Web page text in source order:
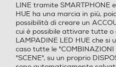
LINE tramite SMARTPHONE
HUE ha una marcia in più,
possibilità di creare un
cui è possibile attivare tutte o
LAMPADINE LED HUE che si
caso tutte le "COMBINAZIONI
"SCENE", su un proprio